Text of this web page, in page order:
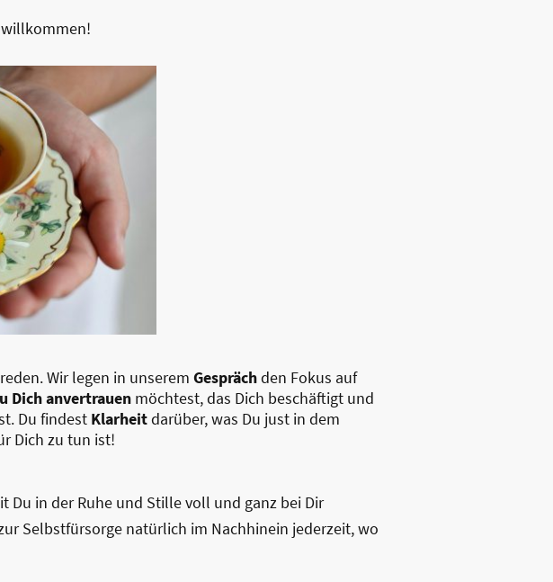
Wir legen in unserem Gesprächden Fokus auf
Dich anvertrauen möchtest, das Dich beschäftigt und
Du findest Klarheitdarüber, was Du just in dem
Dich zu tun ist!
Du in der Ruhe und Stille voll und ganz bei Dir
Selbstfürsorge natürlich im Nachhinein jederzeit, wo